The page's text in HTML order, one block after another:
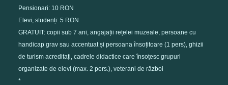
Pensionari: 10 RON
Elevi, studenți: 5 RON
GRATUIT: copii sub 7 ani, angajații rețelei muzeale, persoane cu
handicap grav sau accentuat și persoana însoțitoare (1 pers), ghizii
de turism acreditați, cadrele didactice care însoțesc grupuri
organizate de elevi (max. 2 pers.), veterani de război
*